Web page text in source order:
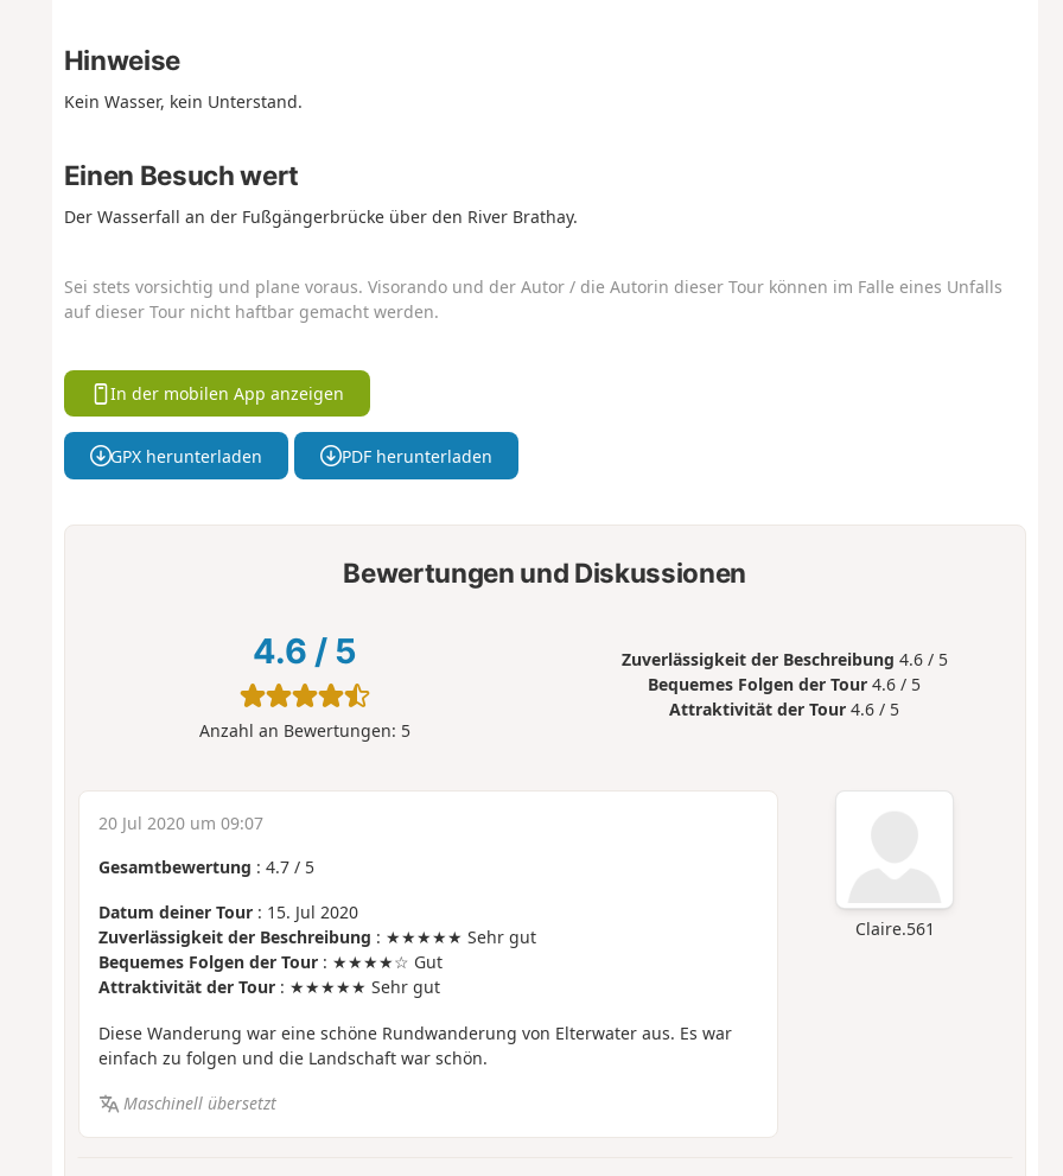
Hinweise
Kein Wasser, kein Unterstand.
Einen Besuch wert
Der Wasserfall an der Fußgängerbrücke über den River Brathay.
Sei stets vorsichtig und plane voraus. Visorando und der Autor / die Autorin dieser Tour können im Falle eines Unfalls
auf dieser Tour nicht haftbar gemacht werden.
In der mobilen App anzeigen
GPX herunterladen PDF herunterladen
Bewertungen und Diskussionen
4.6 / 5
Anzahl an Bewertungen: 5
Zuverlässigkeit der Beschreibung 4.6 / 5
Bequemes Folgen der Tour 4.6 / 5
Attraktivität der Tour 4.6 / 5
Claire.561
20 Jul 2020 um 09:07
Gesamtbewertung : 4.7/ 5
Datum deiner Tour: 15. Jul 2020
Zuverlässigkeit der Beschreibung : ★★★★★ Sehr gut
Bequemes Folgen der Tour: ★★★★☆ Gut
Attraktivität der Tour: ★★★★★ Sehr gut
Diese Wanderung war eine schöne Rundwanderung von Elterwater aus. Es war
einfach zu folgen und die Landschaft war schön.
Maschinell übersetzt